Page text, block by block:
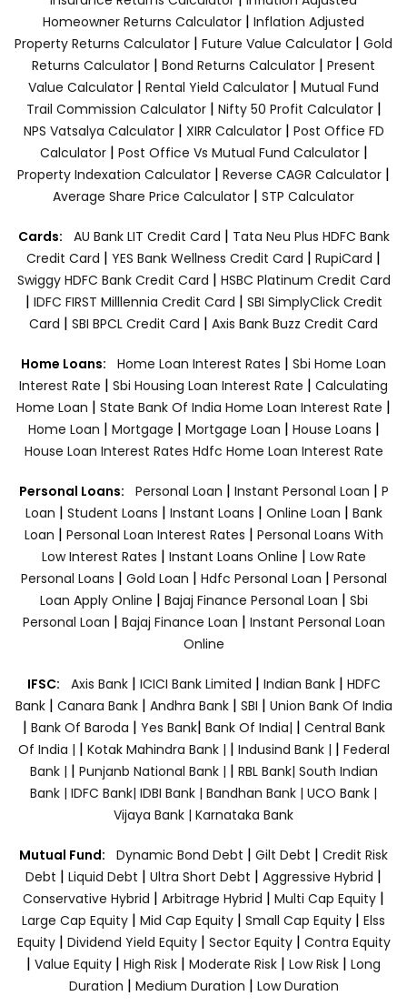
Homeowner Returns Calculator | Inflation Adjusted
Property Returns Calculator | Future Value Calculator | Gold
Returns Calculator | Bond Returns Calculator | Present
Value Calculator | Rental Yield Calculator | Mutual Fund
Trail Commission Calculator| Nifty 50 Profit Calculator|
NPS Vatsalya Calculator| XIRR Calculator| Post Office FD
Calculator| Post Office Vs Mutual Fund Calculator|
Property Indexation Calculator | Reverse CAGR Calculator |
Average Share Price Calculator | STP Calculator
Cards: AU Bank LIT Credit Card | Tata Neu Plus HDFC Bank
Credit Card | YES Bank Wellness Credit Card | RupiCard |
Swiggy HDFC Bank Credit Card | HSBC Platinum Credit Card
| IDFC FIRST Milllennia Credit Card | SBI SimplyClick Credit
Card | SBI BPCL Credit Card | Axis Bank Buzz Credit Card
Home Loans: Home Loan Interest Rates | Sbi Home Loan
Interest Rate | Sbi Housing Loan Interest Rate | Calculating
Home Loan | State Bank Of India Home Loan Interest Rate |
Home Loan | Mortgage | Mortgage Loan | House Loans |
House Loan Interest Rates Hdfc Home Loan Interest Rate
Personal Loans: Personal Loan | Instant Personal Loan | P
Loan | Student Loans | Instant Loans | Online Loan | Bank
Loan | Personal Loan Interest Rates | Personal Loans With
Low Interest Rates | Instant Loans Online | Low Rate
Personal Loans | Gold Loan | Hdfc Personal Loan | Personal
Loan Apply Online | Bajaj Finance Personal Loan | Sbi
Personal Loan | Bajaj Finance Loan | Instant Personal Loan
Online
IFSC: Axis Bank | ICICI Bank Limited | Indian Bank | HDFC
Bank| Canara Bank | Andhra Bank| SBI | Union Bank Of India
| Bank Of Baroda | Yes Bank| Bank Of India| | Central Bank
Of India | | Kotak Mahindra Bank | | Indusind Bank | | Federal
Bank | | Punjanb National Bank | | RBL Bank| South Indian
Bank | IDFC Bank| IDBI Bank | Bandhan Bank | UCO Bank |
Vijaya Bank | Karnataka Bank
Mutual Fund: Dynamic Bond Debt | Gilt Debt | Credit Risk
Debt | Liquid Debt | Ultra Short Debt | Aggressive Hybrid |
Conservative Hybrid | Arbitrage Hybrid | Multi Cap Equity |
Large Cap Equity | Mid Cap Equity | Small Cap Equity | Elss
Equity| Dividend Yield Equity| Sector Equity | Contra Equity
| Value Equity | High Risk | Moderate Risk | Low Risk | Long
Duration | Medium Duration | Low Duration